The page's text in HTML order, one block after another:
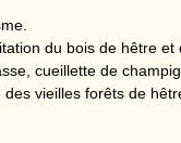
du bois de hêtre et
cueillette de
vieilles forêts de